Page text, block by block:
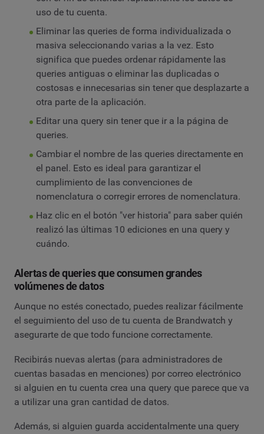
uso de tu cuenta.
Eliminar las queries de forma individualizada o
masiva seleccionando varias a la vez. Esto
significa que puedes ordenar rápidamente las
queries antiguas o eliminar las duplicadas o
costosas e innecesarias sin tener que desplazarte a
otra parte de la aplicación.
Editar una query sin tener que ir a la página de
queries.
Cambiar el nombre de las queries directamente en
el panel. Esto es ideal para garantizar el
cumplimiento de las convenciones de
nomenclatura o corregir errores de nomenclatura.
Haz clic en el botón "ver historia" para saber quién
realizó las últimas 10 ediciones en una query y
cuándo.
Alertas de queries que consumen grandes
volúmenes de datos
Aunque no estés conectado, puedes realizar fácilmente
el seguimiento del uso de tu cuenta de Brandwatch y
asegurarte de que todo funcione correctamente.
Recibirás nuevas alertas (para administradores de
cuentas basadas en menciones) por correo electrónico
si alguien en tu cuenta crea una query que parece que va
a utilizar una gran cantidad de datos.
Además, si alguien guarda accidentalmente una query